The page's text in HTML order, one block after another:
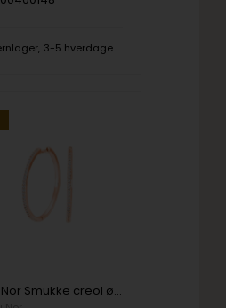
3-5 hverdage
JuneNor Smukke creol øreringe i rosaforgyldt sølv med glitrende zirkonia fra Joanli Nor